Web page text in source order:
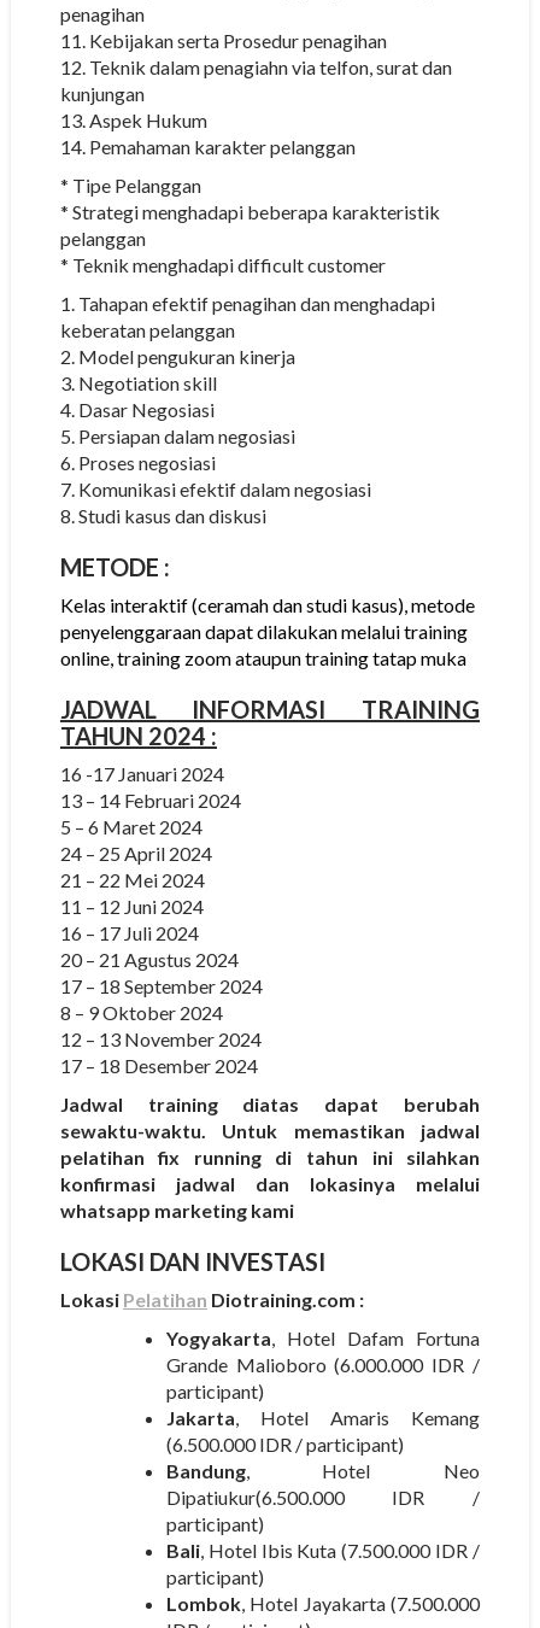
penagihan
11. Kebijakan serta Prosedur penagihan
12. Teknik dalam penagiahn via telfon, surat dan
kunjungan
13. Aspek Hukum
14. Pemahaman karakter pelanggan
* Tipe Pelanggan
* Strategi menghadapi beberapa karakteristik
pelanggan
* Teknik menghadapi difficult customer
1. Tahapan efektif penagihan dan menghadapi
keberatan pelanggan
2. Model pengukuran kinerja
3. Negotiation skill
4. Dasar Negosiasi
5. Persiapan dalam negosiasi
6. Proses negosiasi
7. Komunikasi efektif dalam negosiasi
8. Studi kasus dan diskusi
METODE :
Kelas interaktif (ceramah dan studi kasus), metode
penyelenggaraan dapat dilakukan melalui training
online, training zoom ataupun training tatap muka
JADWAL INFORMASI TRAINING
TAHUN 2024 :
16 -17 Januari 2024
13 – 14 Februari 2024
5 – 6 Maret 2024
24 – 25 April 2024
21 – 22 Mei 2024
11 – 12 Juni 2024
16 – 17 Juli 2024
20 – 21 Agustus 2024
17 – 18 September 2024
8 – 9 Oktober 2024
12 – 13 November 2024
17 – 18 Desember 2024
Jadwal training diatas dapat berubah
sewaktu-waktu. Untuk memastikan jadwal
pelatihan fix running di tahun ini silahkan
konfirmasi jadwal dan lokasinya melalui
whatsapp marketing kami
LOKASI DAN INVESTASI
Lokasi Pelatihan Diotraining.com :
Yogyakarta , Hotel Dafam Fortuna
Grande Malioboro (6.000.000 IDR /
participant)
Jakarta , Hotel Amaris Kemang
(6.500.000 IDR / participant)
Bandung, Hotel Neo
Dipatiukur(6.500.000 IDR /
participant)
Bali, Hotel Ibis Kuta (7.500.000 IDR /
participant)
Lombok, Hotel Jayakarta (7.500.000